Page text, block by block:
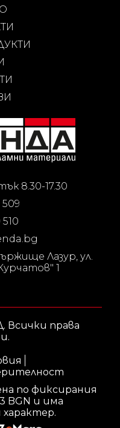
8.30-17.30
509
Лазур, ул.
1
Всички права
по фиксирания
BGN и има